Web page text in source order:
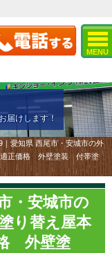
MENU
届けします！
｜愛知県 西尾市・安城市の外
適正価格 外壁塗装 付帯塗
・安城市の
り替え屋本
外壁塗